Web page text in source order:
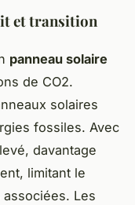
et transition
panneau solaire
de CO2.
solaires
fossiles. Avec
davantage
limitant le
Les